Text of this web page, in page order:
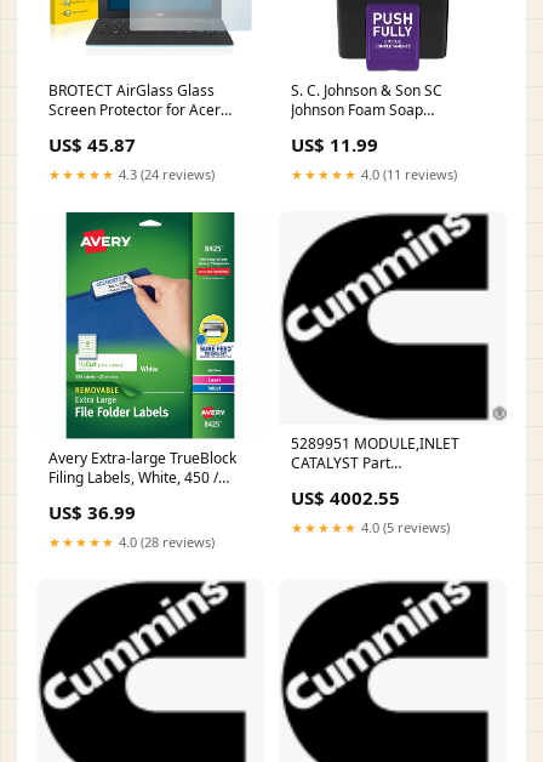
BROTECT AirGlass Glass
Screen Protector for Acer
US$ 45.87
★★★★★ 4.3 (24 reviews)
S. C. Johnson & Son SC
Johnson Foam Soap
SJNGPF3LDQ Classroom
Decor > Rugs & Mats
US$ 11.99
★★★★★ 4.0 (11 reviews)
Avery Extra-large TrueBlock
Filing Labels, White, 450 /
US$ 36.99
★★★★★ 4.0 (28 reviews)
5289951 MODULE,INLET
CATALYST Part
US$ 4002.55
★★★★★ 4.0 (5 reviews)